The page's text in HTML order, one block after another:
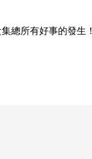
總所有好事的發生！